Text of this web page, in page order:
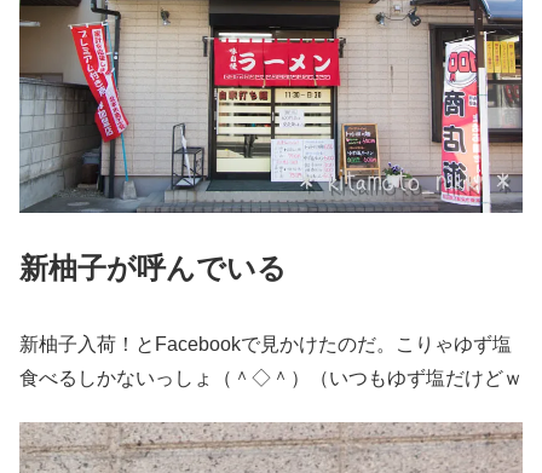
新柚子が呼んでいる
新柚子入荷！とFacebookで見かけたのだ。こりゃゆず塩
食べるしかないっしょ（＾◇＾）（いつもゆず塩だけどｗ